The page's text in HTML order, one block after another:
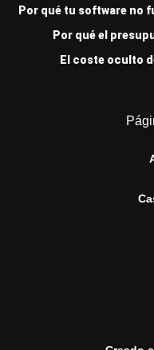
Por qué tu software no
Por qué el
El coste oculto